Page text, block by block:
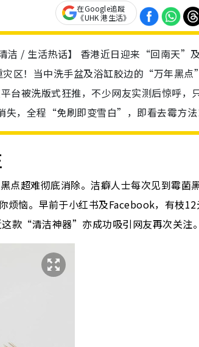
在Google追蹤
《UHK 港生活》
洁 / 生活热话】 香港近日迎来“回南天”
灾区！当中洗手盆及浴缸胶边的“万年黑
台被洗版式狂推，不少网友实测后惊呼，
失，全程“免刷即变雪白”，即看去霉方
点超难彻底消除。洁癖人士每次见到霉菌
恼。早前于小红书及Facebook，有枝12
这款“清洁神器”亦成功吸引网友再次关注